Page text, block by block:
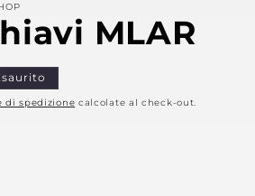
MLAR
di spedizione calcolate al check-out.